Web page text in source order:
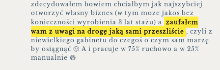
zdecydowałem bowiem chciałbym jak najszybciej
otworzyć własny biznes (w tym moze jakos bez
konieczności wyrobienia 3 lat stażu) a zaufałem
wam z uwagi na drogę jaką sami przeszliście , czyli z
niewielkiego gabinetu do czegoś o czym sam marzę
by osiągnąć 🙂 A i pracuje w 75% ruchowo a w 25%
manualnie 😅